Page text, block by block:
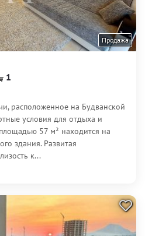
Продажа
1
расположенное на Будванской
условия для отдыха и
57 м² находится на
здания. Развитая
к...